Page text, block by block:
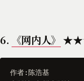
6. 《网内人》
作者:陈浩基